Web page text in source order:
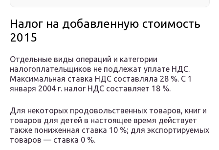
Налог на добавленную стоимость
2015
Отдельные виды операций и категории
налогоплательщиков не подлежат уплате НДС.
Максимальная ставка НДС составляла 28 %. С 1
января 2004 г. налог НДС составляет 18 %.
Для некоторых продовольственных товаров, книг и
товаров для детей в настоящее время действует
также пониженная ставка 10 %; для экспортируемых
товаров — ставка 0 %.